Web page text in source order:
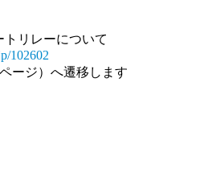
トリレーについて
102602
ージ）へ遷移します